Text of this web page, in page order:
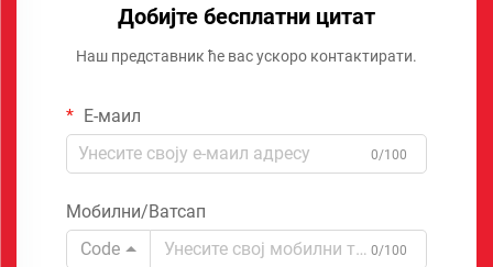
Добијте бесплатни цитат
Наш представник ће вас ускоро контактирати.
Е-маил
0/100
Мобилни/Ватсап
Code
0/100